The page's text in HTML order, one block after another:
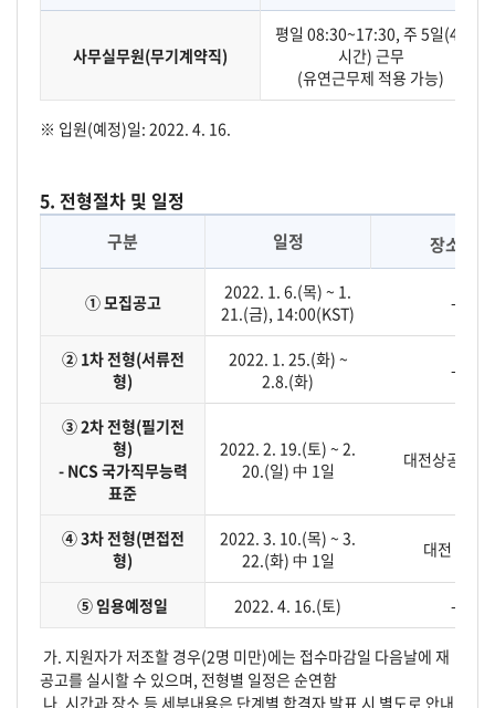
사무실무원(무기계약직)
평일 08:30~17:30, 주 5일(40
시간) 근무
(유연근무제 적용 가능)
※ 입원(예정)일: 2022. 4. 16.
5. 전형절차 및 일정
구분 일정 장소
① 모집공고
2022. 1. 6.(목) ~ 1.
21.(금), 14:00(KST)
-
② 1차 전형(서류전
형)
2022. 1. 25.(화) ~
2.8.(화)
-
③ 2차 전형(필기전
형)
- NCS 국가직무능력
표준
2022. 2. 19.(토) ~ 2.
20.(일) 中 1일
대전상공회의
④ 3차 전형(면접전
형)
2022. 3. 10.(목) ~ 3.
22.(화) 中 1일
대전 본원
⑤ 임용예정일 2022. 4. 16.(토) -
가. 지원자가 저조할 경우(2명 미만)에는 접수마감일 다음날에 재
공고를 실시할 수 있으며, 전형별 일정은 순연함
나. 시간과 장소 등 세부내용은 단계별 합격자 발표 시 별도로 안내